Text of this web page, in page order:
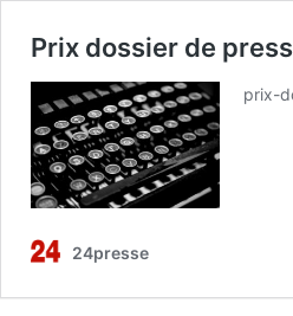
Prix dossier de
prix-
24presse